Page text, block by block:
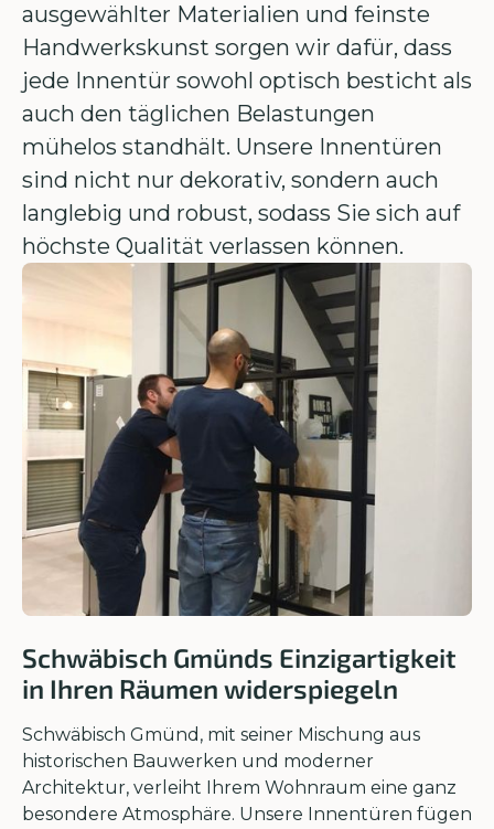
ausgewählter Materialien und feinste
Handwerkskunst sorgen wir dafür, dass
jede Innentür sowohl optisch besticht als
auch den täglichen Belastungen
mühelos standhält. Unsere Innentüren
sind nicht nur dekorativ, sondern auch
langlebig und robust, sodass Sie sich auf
höchste Qualität verlassen können.
Schwäbisch Gmünds Einzigartigkeit
in Ihren Räumen widerspiegeln
Schwäbisch Gmünd, mit seiner Mischung aus
historischen Bauwerken und moderner
Architektur, verleiht Ihrem Wohnraum eine ganz
besondere Atmosphäre. Unsere Innentüren fügen